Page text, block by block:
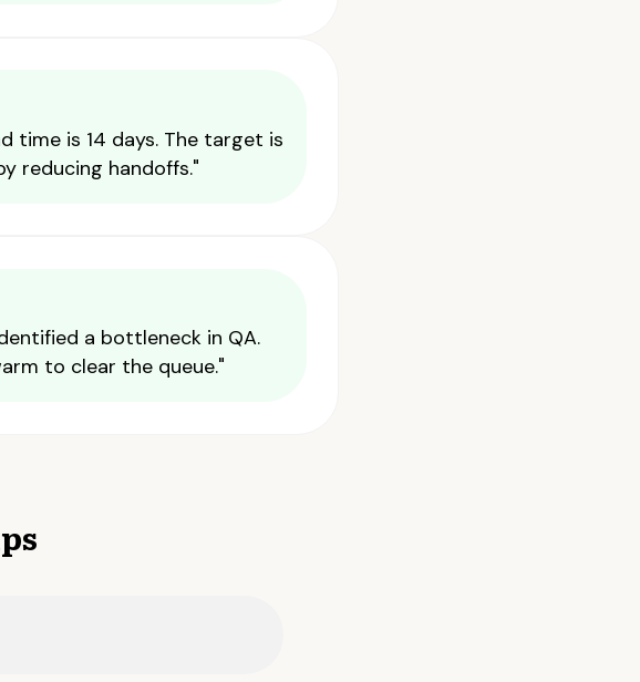
time is 14 days. The target is
reducing handoffs."
a bottleneck in QA.
to clear the queue."